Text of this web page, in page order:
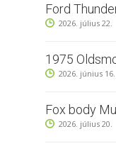
Ford
2026. július 22.
1975
2026. június 16.
Fox body
2026. július 20.